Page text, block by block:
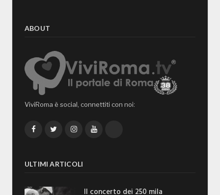
ABOUT
ViviRoma è social, connettiti con noi:
FacebookTwitterInstagramYouTube
ULTIMI ARTICOLI
Il concerto dei 250 mila